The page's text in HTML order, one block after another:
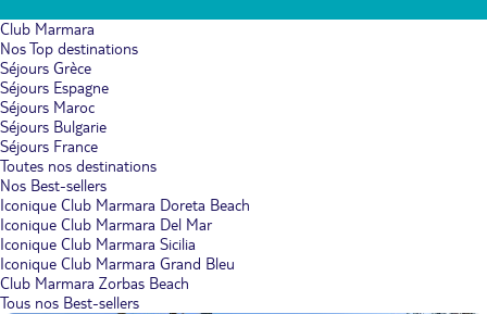
Club Marmara
Nos Top destinations
Séjours Grèce
Séjours Espagne
Séjours Maroc
Séjours Bulgarie
Séjours France
Toutes nos destinations
Nos Best-sellers
Iconique Club Marmara Doreta Beach
Iconique Club Marmara Del Mar
Iconique Club Marmara Sicilia
Iconique Club Marmara Grand Bleu
Club Marmara Zorbas Beach
Tous nos Best-sellers